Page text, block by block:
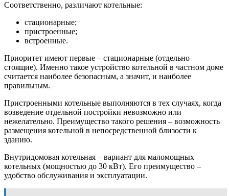
Соответственно, различают котельные:
стационарные;
пристроенные;
встроенные.
Приоритет имеют первые – стационарные (отдельно
стоящие). Именно такое устройство котельной в частном доме
считается наиболее безопасным, а значит, и наиболее
правильным.
Пристроенными котельные выполняются в тех случаях, когда
возведение отдельной постройки невозможно или
нежелательно. Преимущество такого решения – возможность
размещения котельной в непосредственной близости к
зданию.
Внутридомовая котельная – вариант для маломощных
котельных (мощностью до 30 кВт). Его преимущество –
удобство обслуживания и эксплуатации.